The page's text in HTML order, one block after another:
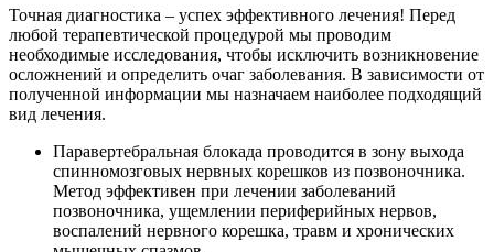
Точная диагностика – успех эффективного лечения! Перед
любой терапевтической процедурой мы проводим
необходимые исследования, чтобы исключить возникновение
осложнений и определить очаг заболевания. В зависимости от
полученной информации мы назначаем наиболее подходящий
вид лечения.
Паравертебральная блокада проводится в зону выхода
спинномозговых нервных корешков из позвоночника.
Метод эффективен при лечении заболеваний
позвоночника, ущемлении периферийных нервов,
воспалений нервного корешка, травм и хронических